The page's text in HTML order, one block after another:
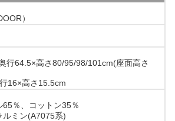
）
行64.5×高さ80/95/98/101cm(座面高さ
16×高さ15.5cm
％、コットン35％
ルミン(A7075系)